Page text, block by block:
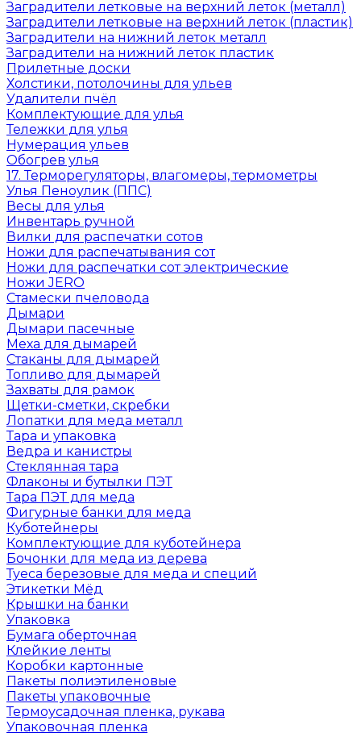
Заградители летковые на верхний леток (металл)
Заградители летковые на верхний леток (пластик)
Заградители на нижний леток металл
Заградители на нижний леток пластик
Прилетные доски
Холстики, потолочины для ульев
Удалители пчёл
Комплектующие для улья
Тележки для улья
Нумерация ульев
Обогрев улья
17. Терморегуляторы, влагомеры, термометры
Улья Пеноулик (ППС)
Весы для улья
Инвентарь ручной
Вилки для распечатки сотов
Ножи для распечатывания сот
Ножи для распечатки сот электрические
Ножи JERO
Стамески пчеловода
Дымари
Дымари пасечные
Меха для дымарей
Стаканы для дымарей
Топливо для дымарей
Захваты для рамок
Щетки-сметки, скребки
Лопатки для меда металл
Тара и упаковка
Ведра и канистры
Стеклянная тара
Флаконы и бутылки ПЭТ
Тара ПЭТ для меда
Фигурные банки для меда
Куботейнеры
Комплектующие для куботейнера
Бочонки для меда из дерева
Туеса березовые для меда и специй
Этикетки Мёд
Крышки на банки
Упаковка
Бумага оберточная
Клейкие ленты
Коробки картонные
Пакеты полиэтиленовые
Пакеты упаковочные
Термоусадочная пленка, рукава
Упаковочная пленка